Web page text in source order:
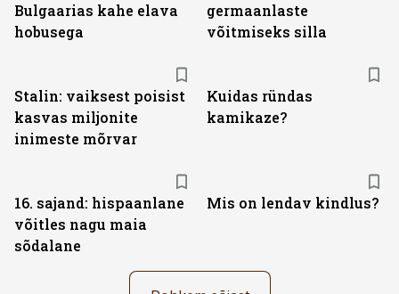
Bulgaarias kahe elava
hobusega
germaanlaste
võitmiseks silla
Stalin: vaiksest poisist
kasvas miljonite
inimeste mõrvar
Kuidas ründas
kamikaze?
16. sajand: hispaanlane
võitles nagu maia
sõdalane
Mis on lendav kindlus?